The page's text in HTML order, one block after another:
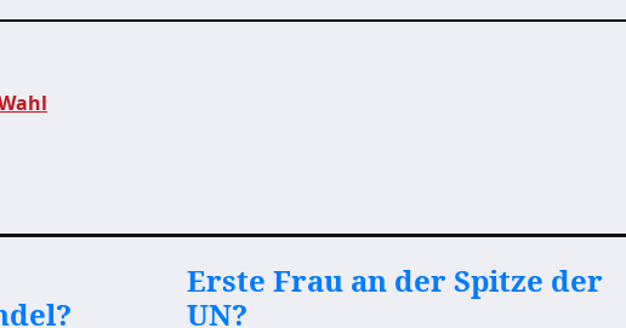
Erste Frau an der Spitze der
UN?